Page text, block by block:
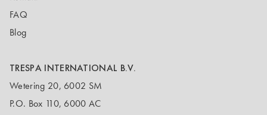
FAQ
Blog
TRESPA INTERNATIONAL B.V.
Wetering 20, 6002 SM
P.O. Box 110, 6000 AC